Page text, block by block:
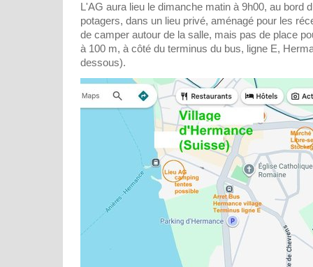
L'AG aura lieu le dimanche matin à 9h00, au bord
potagers, dans un lieu privé, aménagé pour les
de camper autour de la salle, mais pas de place
à 100 m, à côté du terminus du bus, ligne E,
dessous).